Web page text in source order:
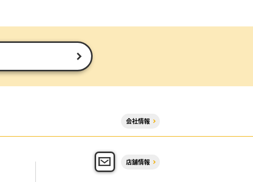
会社情報
店舗情報